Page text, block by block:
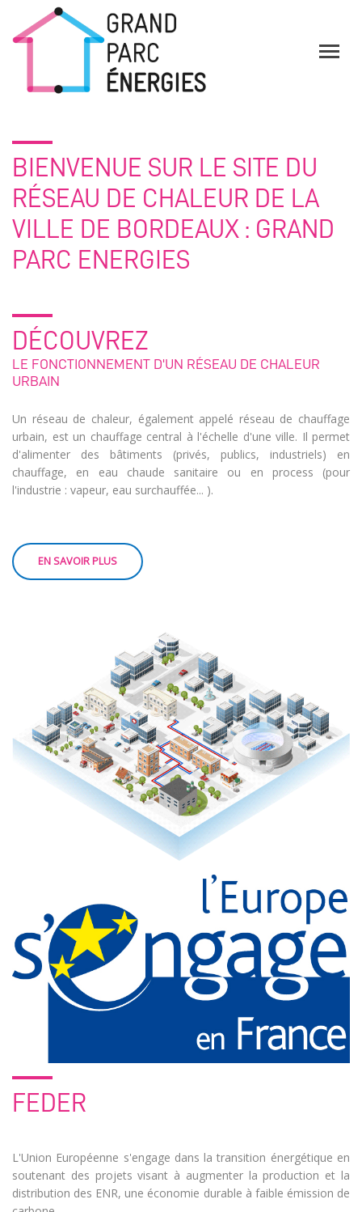
BIENVENUE SUR LE SITE DU
RÉSEAU DE CHALEUR DE LA
VILLE DE BORDEAUX : GRAND
PARC ENERGIES
DÉCOUVREZ
LE FONCTIONNEMENT D'UN RÉSEAU DE CHALEUR
URBAIN
Un réseau de chaleur, également appelé réseau de chauffage
urbain, est un chauffage central à l'échelle d'une ville. Il permet
d'alimenter des bâtiments (privés, publics, industriels) en
chauffage, en eau chaude sanitaire ou en process (pour
l'industrie : vapeur, eau surchauffée... ).
FEDER
L'Union Européenne s'engage dans la transition énergétique en
soutenant des projets visant à augmenter la production et la
distribution des ENR, une économie durable à faible émission de